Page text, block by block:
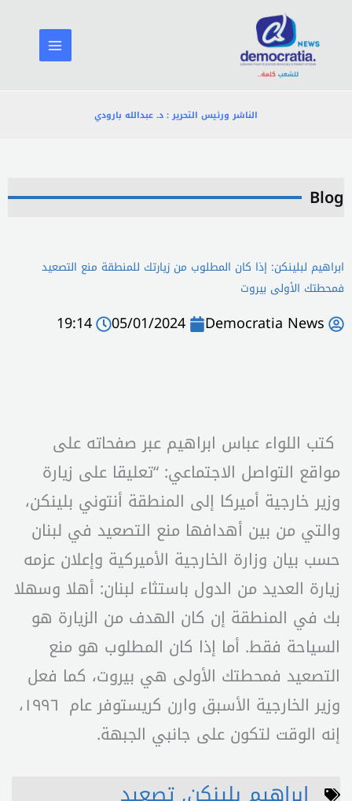
المحتوى
الناشر ورئيس التحرير : د. عبدالله بارودي
Blog
ابراهيم لبلينكن: إذا كان المطلوب من زيارتك للمنطقة منع التصعيد
فمحطتك الأولى بيروت
Democratia News
05/01/2024
19:14
كتب اللواء عباس ابراهيم عبر صفحاته على
مواقع التواصل الاجتماعي: “تعليقا على زيارة
وزير خارجية أميركا إلى المنطقة أنتوني بلينكن،
والتي من بين أهدافها منع التصعيد في لبنان
حسب بيان وزارة الخارجية الأميركية وإعلان عزمه
زيارة العديد من الدول باستثاء لبنان: أهلا وسهلا
بك في المنطقة إن كان الهدف من الزيارة هو
السياحة فقط. أما إذا كان المطلوب هو منع
التصعيد فمحطتك الأولى هي بيروت، كما فعل
وزير الخارجية الأسبق وارن كريستوفر عام ١٩٩٦،
إنه الوقت لتكون على جانبي الجبهة.